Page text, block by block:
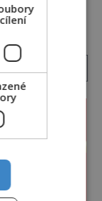
a některé
Úplně první
›
cílení